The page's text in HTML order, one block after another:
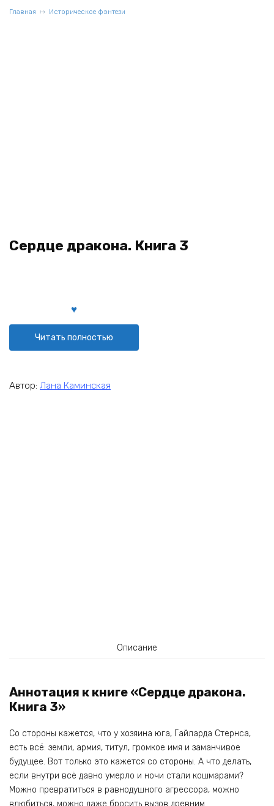
Главная Историческое фэнтези
Сердце дракона. Книга 3
Читать полностью
Автор: Лана Каминская
Описание
Аннотация к книге «Сердце дракона.
Книга 3»
Со стороны кажется, что у хозяина юга, Гайларда Стернса,
есть всё: земли, армия, титул, громкое имя и заманчивое
будущее. Вот только это кажется со стороны. А что делать,
если внутри всё давно умерло и ночи стали кошмарами?
Можно превратиться в равнодушного агрессора, можно